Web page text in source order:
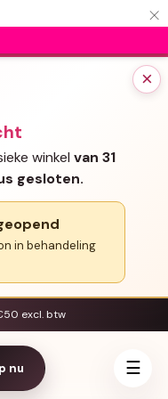
×
×
winkel van 31
gesloten.
in behandeling
excl. btw
nu ☰